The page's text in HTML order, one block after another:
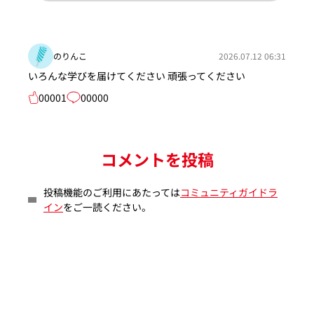
のりんこ 2026.07.12 06:31
いろんな学びを届けてください 頑張ってください
00001
00000
コメントを投稿
投稿機能のご利用にあたってはコミュニティガイドラ
インをご一読ください。